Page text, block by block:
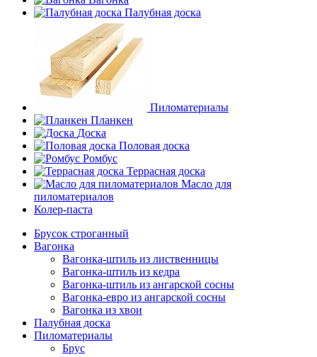
Палубная доска
Пиломатериалы
Планкен
Доска
Половая доска
Ромбус
Террасная доска
Масло для
пиломатериалов
Колер-паста
Брусок строганный
Вагонка
Вагонка-штиль из лиственницы
Вагонка-штиль из кедра
Вагонка-штиль из ангарской сосны
Вагонка-евро из ангарской сосны
Вагонка из хвои
Палубная доска
Пиломатериалы
Брус